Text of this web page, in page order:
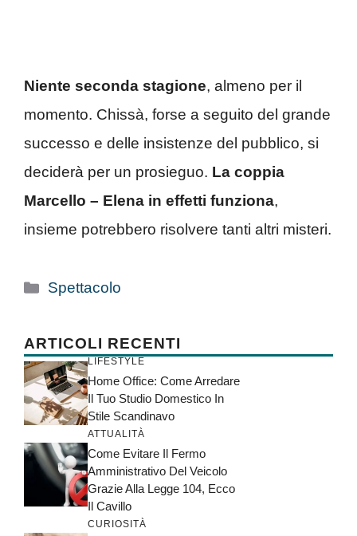
Niente seconda stagione, almeno per il
momento. Chissà, forse a seguito del grande
successo e delle insistenze del pubblico, si
deciderà per un prosieguo. La coppia
Marcello – Elena in effetti funziona,
insieme potrebbero risolvere tanti altri misteri.
Categorie
Spettacolo
ARTICOLI RECENTI
LIFESTYLE
Home Office: Come Arredare
Il Tuo Studio Domestico In
Stile Scandinavo
ATTUALITÀ
Come Evitare Il Fermo
Amministrativo Del Veicolo
Grazie Alla Legge 104, Ecco
Il Cavillo
CURIOSITÀ